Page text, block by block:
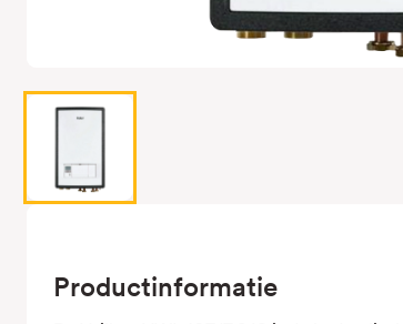
Productinformatie